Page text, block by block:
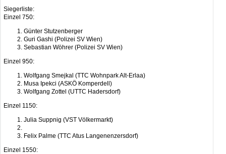
Siegerliste:
Einzel 750:
Günter Stutzenberger
Guri Gashi (Polizei SV Wien)
Sebastian Wöhrer (Polizei SV Wien)
Einzel 950:
Wolfgang Smejkal (TTC Wohnpark Alt-Erlaa)
Musa Ipekci (ASKÖ Komperdell)
Wolfgang Zottel (UTTC Hadersdorf)
Einzel 1150:
Julia Suppnig (VST Völkermarkt)
Felix Palme (TTC Atus Langenenzersdorf)
Einzel 1550: